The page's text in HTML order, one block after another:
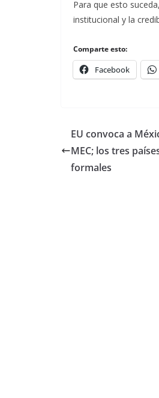
Para que esto
institucional y la
Comparte esto:
Facebook
EU convoca a
MEC; los tres
formales